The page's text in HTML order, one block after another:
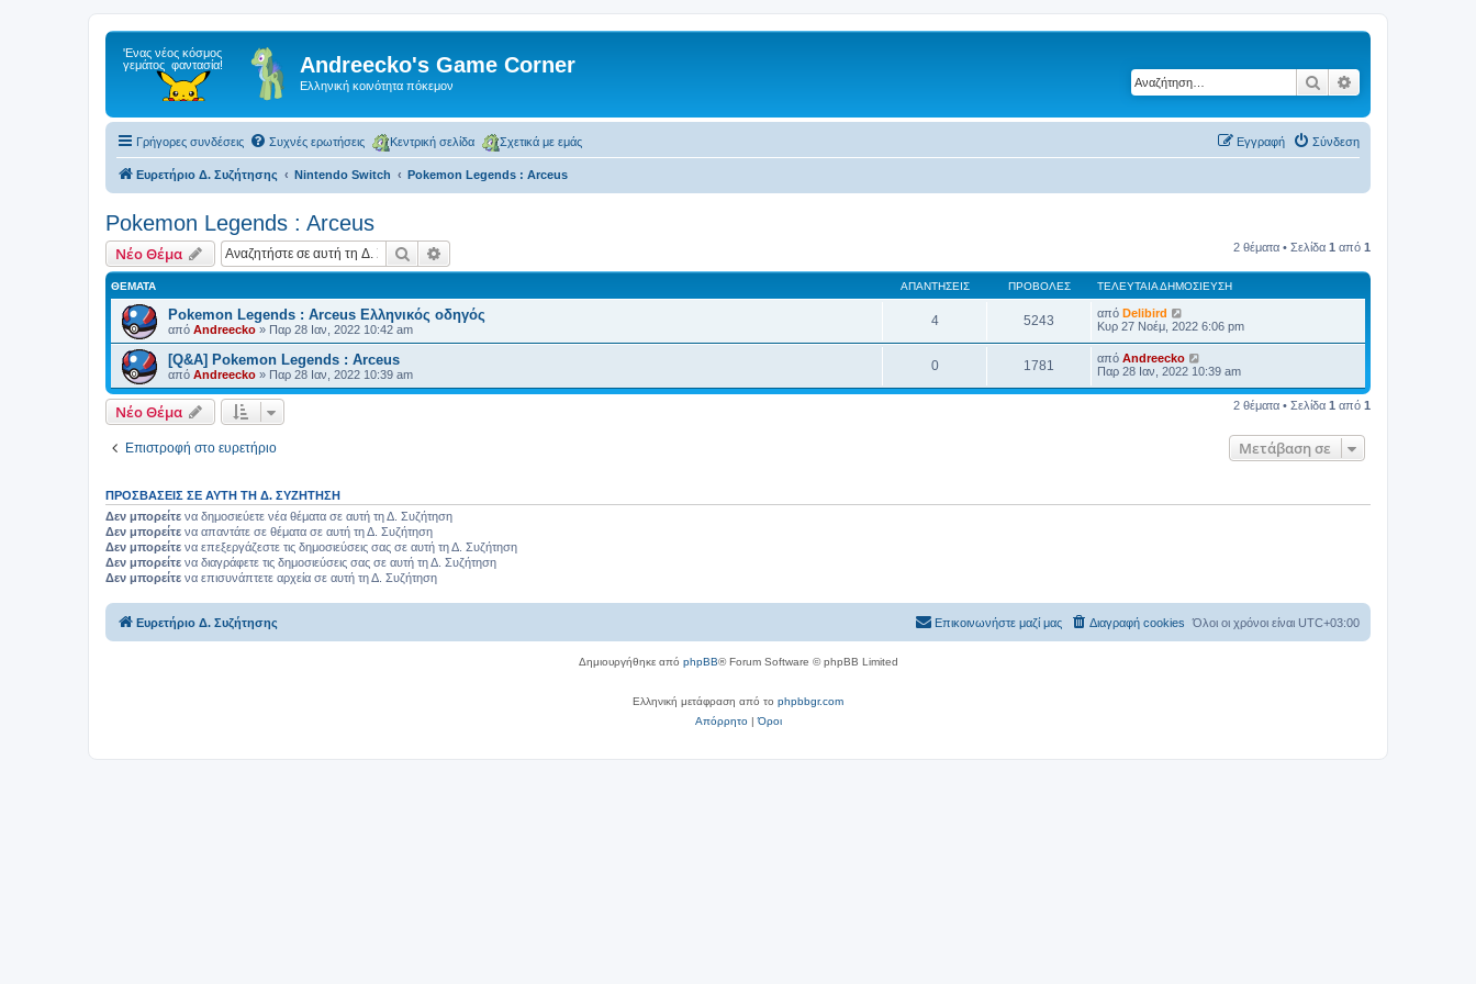
Andreecko's Game Corner
Ελληνική κοινότητα πόκεμον Αναζήτηση
Γρήγορες συνδέσεις Συχνές ερωτήσεις Κεντρική σελίδα Σχετικά με εμάς Σύνδεση
Εγγραφή
Ευρετήριο Δ. Συζήτησης Nintendo Switch Pokemon Legends : Arceus
Pokemon Legends : Arceus
Νέο Θέμα Αναζήτηση 2 θέματα • Σελίδα 1 από 1
ΘΈΜΑΤΑ ΑΠΑΝΤΉΣΕΙΣ ΠΡΟΒΟΛΈΣ ΤΕΛΕΥΤΑΊΑ ΔΗΜΟΣΊΕΥΣΗ
Pokemon Legends : Arceus Ελληνικός οδηγός
από Andreecko » Παρ 28 Ιαν, 2022 10:42 am
4 5243 από Delibird
Κυρ 27 Νοέμ, 2022 6:06 pm
[Q&A] Pokemon Legends : Arceus
από Andreecko » Παρ 28 Ιαν, 2022 10:39 am
0 1781 από Andreecko
Παρ 28 Ιαν, 2022 10:39 am
Νέο Θέμα 2 θέματα • Σελίδα 1 από 1
Επιστροφή στο ευρετήριο Μετάβαση σε
ΠΡΟΣΒΆΣΕΙΣ ΣΕ ΑΥΤΉ ΤΗ Δ. ΣΥΖΉΤΗΣΗ
Δεν μπορείτε να δημοσιεύετε νέα θέματα σε αυτή τη Δ. Συζήτηση
Δεν μπορείτε να απαντάτε σε θέματα σε αυτή τη Δ. Συζήτηση
Δεν μπορείτε να επεξεργάζεστε τις δημοσιεύσεις σας σε αυτή τη Δ. Συζήτηση
Δεν μπορείτε να διαγράφετε τις δημοσιεύσεις σας σε αυτή τη Δ. Συζήτηση
Δεν μπορείτε να επισυνάπτετε αρχεία σε αυτή τη Δ. Συζήτηση
Ευρετήριο Δ. Συζήτησης Όλοι οι χρόνοι είναι UTC+03:00
Διαγραφή cookies
Επικοινωνήστε μαζί μας
Δημιουργήθηκε από phpBB® Forum Software © phpBB Limited
Ελληνική μετάφραση από το phpbbgr.com
Απόρρητο|Όροι